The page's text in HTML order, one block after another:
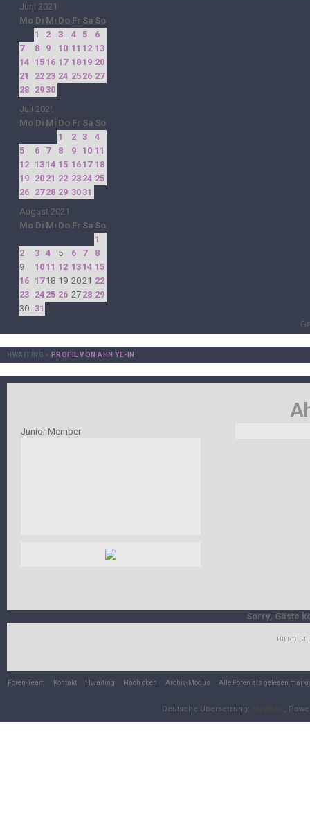
Juni 2021
Mo Di Mi Do Fr Sa So
1
2 3 4 5
6
7
8 9 10 11 12 13
14 15 16 17 18 19 20
21
22 23 24 25 26 27
28 2930
Juli 2021
Mo Di Mi Do Fr Sa So
1
2 3
4
5
6 7 8 9 10 11
12 13 14 15 16 17 18
19 20 21 22 23 24 25
26 27 28 29 3031
August 2021
Mo Di Mi Do Fr Sa So
1
2
3 4 5 6 7
8
9
10 11 12 13 14 15
16 17 18 19 2021 22
23 24 25 26 27 28 29
30 31
HWAITING » PROFIL VON AHN YE-IN
Junior Member
Sorry, Gäste
HIER GIBT
Foren-Team Kontakt Hwaiting Nach oben Archiv-Modus Alle Foren als gelesen
Deutsche Übersetzung: ,